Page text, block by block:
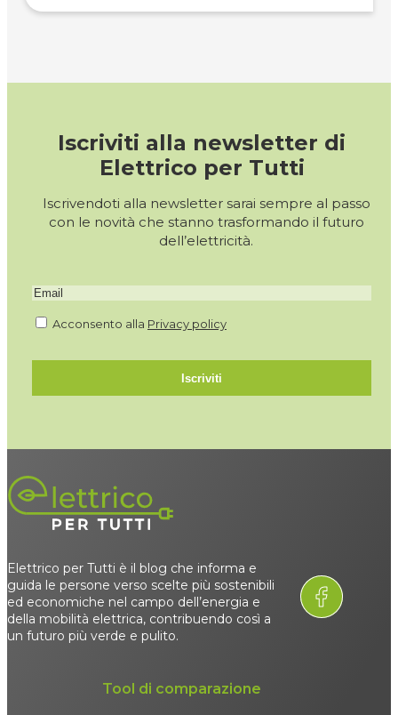
Iscriviti alla newsletter di
Elettrico per Tutti
Iscrivendoti alla newsletter sarai sempre al passo
con le novità che stanno trasformando il futuro
dell’elettricità.
Acconsento alla Privacy policy
Iscriviti
Elettrico per Tutti è il blog che informa e
guida le persone verso scelte più sostenibili
ed economiche nel campo dell’energia e
della mobilità elettrica, contribuendo così a
un futuro più verde e pulito.
Tool di comparazione